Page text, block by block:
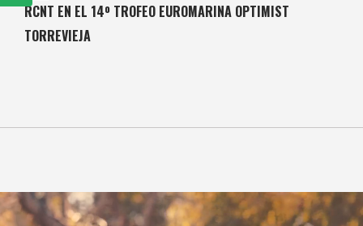
RCNT EN EL 14º TROFEO EUROMARINA OPTIMIST
TORREVIEJA